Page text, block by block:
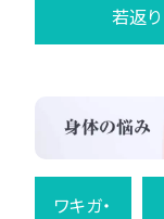
若返り
ワキガ・